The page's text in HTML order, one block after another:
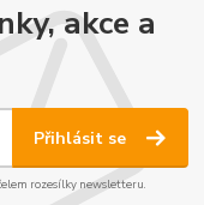
akce a
Přihlásit se
rozesílky newsletteru.